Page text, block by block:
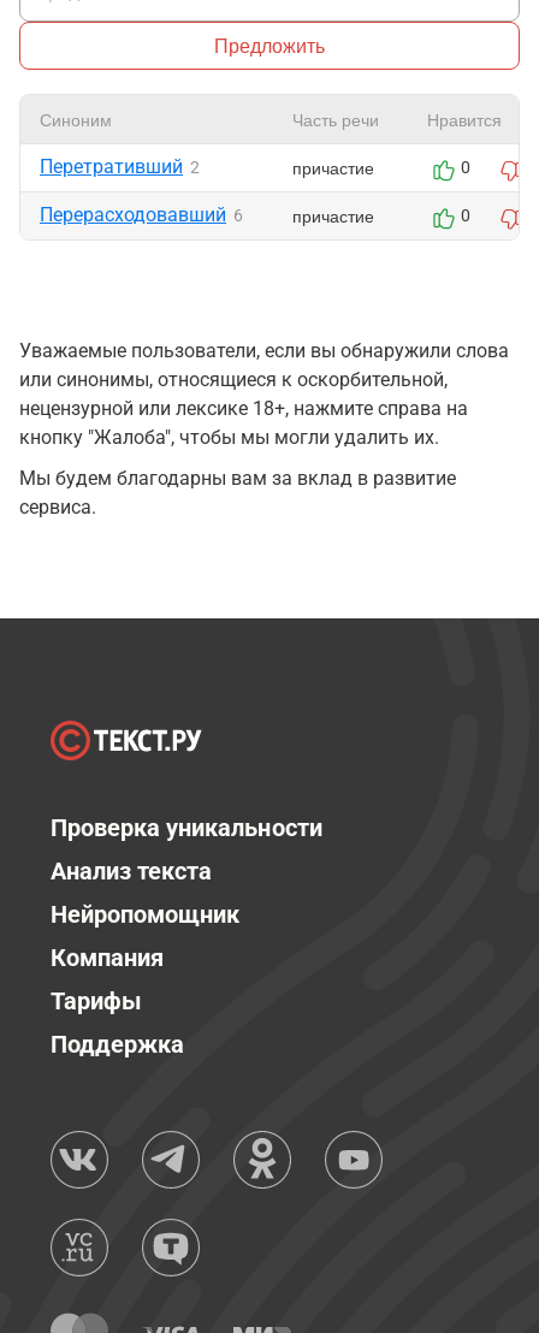
Предложить
Синоним Часть речи Нравится
Перетративший 2 причастие 0
Перерасходовавший 6 причастие 0
Уважаемые пользователи, если вы обнаружили слова
или синонимы, относящиеся к оскорбительной,
нецензурной или лексике 18+, нажмите справа на
кнопку "Жалоба", чтобы мы могли удалить их.
Мы будем благодарны вам за вклад в развитие
сервиса.
Проверка уникальности
Анализ текста
Нейропомощник
Компания
Тарифы
Поддержка